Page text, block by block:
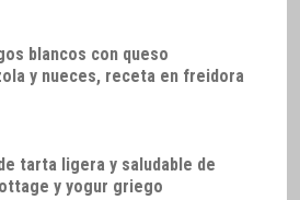
blancos con queso
y nueces, receta en freidora
tarta ligera y saludable de
y yogur griego